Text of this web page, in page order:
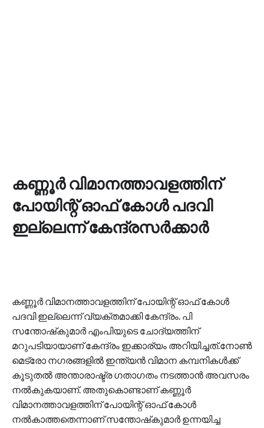
കണ്ണൂര്‍ വിമാനത്താവളത്തിന്
പോയിന്റ് ഓഫ് കോള്‍ പദവി
ഇല്ലെന്ന് കേന്ദ്രസര്‍ക്കാര്‍
കണ്ണൂര്‍ വിമാനത്താവളത്തിന് പോയിന്റ് ഓഫ് കോള്‍
പദവി ഇല്ലെന്ന് വ്യക്തമാക്കി കേന്ദ്രം. പി
സന്തോഷ്‌കുമാര്‍ എംപിയുടെ ചോദ്യത്തിന്
മറുപടിയായാണ് കേന്ദ്രം ഇക്കാര്യം അറിയിച്ചത്.നോണ്‍
മെട്രോ നഗരങ്ങളില്‍ ഇന്ത്യന്‍ വിമാന കമ്പനികള്‍ക്ക്
കൂടുതല്‍ അന്താരാഷ്ട്ര ഗതാഗതം നടത്താന്‍ അവസരം
നല്‍കുകയാണ്. അതുകൊണ്ടാണ് കണ്ണൂര്‍
വിമാനത്താവളത്തിന് പോയിന്റ് ഓഫ് കോള്‍
നല്‍കാത്തതെന്നാണ് സന്തോഷ്‌കുമാര്‍ ഉന്നയിച്ച